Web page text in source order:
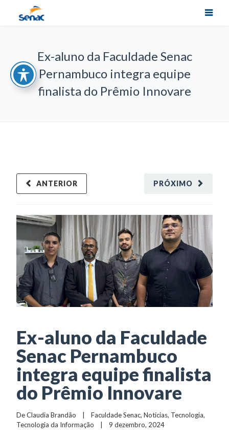
Ex-aluno da Faculdade Senac
Pernambuco integra equipe
finalista do Prêmio Innovare
PRÓXIMO
ANTERIOR
Ex-aluno da Faculdade
Senac Pernambuco
integra equipe finalista
do Prêmio Innovare
De Claudia Brandão
    |
Faculdade Senac, Notícias, Tecnologia
Tecnologia da Informação
    |    9 dezembro, 2024